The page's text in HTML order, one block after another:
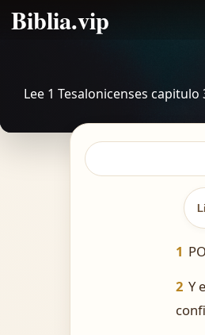
Biblia.vip
Lee 1 Tesalonicenses capitulo
1
2 Y